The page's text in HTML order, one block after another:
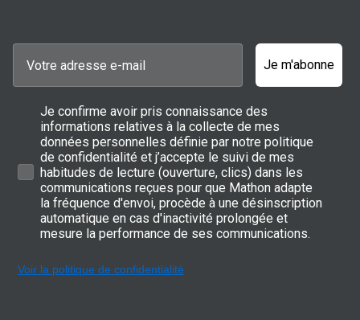
Je m'abonne
Je confirme avoir pris connaissance des
informations relatives à la collecte de mes
données personnelles définie par notre politique
de confidentialité et j’accepte le suivi de mes
habitudes de lecture (ouverture, clics) dans les
communications reçues pour que Mathon adapte
la fréquence d'envoi, procède à une désinscription
automatique en cas d'inactivité prolongée et
mesure la performance de ses communications.
Voir la politique de confidentialité